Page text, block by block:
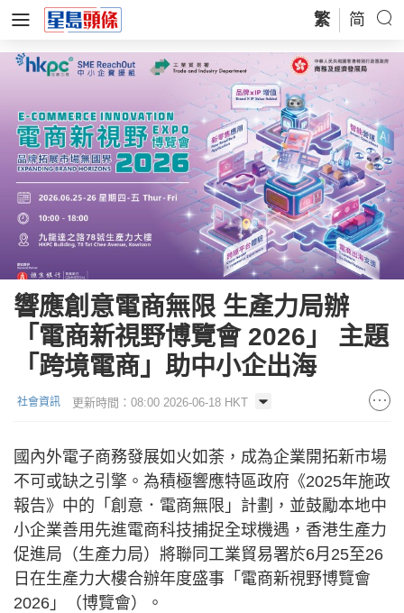
繁 简
響應創意電商無限 生產力局辦
「電商新視野博覽會 2026」 主題
「跨境電商」助中小企出海
社會資訊 更新時間：08:00 2026-06-18 HKT
國內外電子商務發展如火如荼，成為企業開拓新市場
不可或缺之引擎。為積極響應特區政府《2025年施政
報告》中的「創意．電商無限」計劃，並鼓勵本地中
小企業善用先進電商科技捕捉全球機遇，香港生產力
促進局（生產力局）將聯同工業貿易署於6月25至26
日在生產力大樓合辦年度盛事「電商新視野博覽會
2026」（博覽會）。